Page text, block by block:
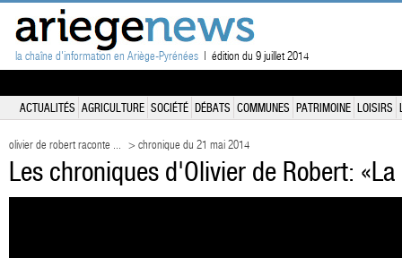
la chaîne d'information en Ariège-Pyrénées | édition du 9 juillet 2014
ACTUALITÉS AGRICULTURE SOCIÉTÉ DÉBATS COMMUNES PATRIMOINE LOISIRS
olivier de robert raconte ... > chronique du 21 mai 2014
Les chroniques d'Olivier de Robert: